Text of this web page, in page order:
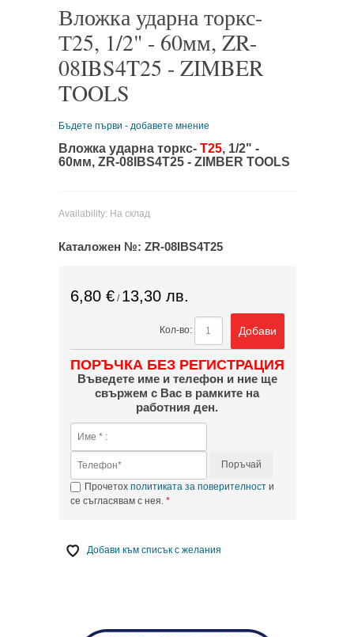
Вложка ударна торкс-
Т25, 1/2" - 60мм, ZR-
08IBS4T25 - ZIMBER
TOOLS
Бъдете първи - добавете мнение
Вложка ударна торкс- Т25, 1/2" -
60мм, ZR-08IBS4T25 - ZIMBER TOOLS
Availability: На склад
Каталожен №: ZR-08IBS4T25
6,80 €/ 13,30 лв.
Кол-во: Добави
ПОРЪЧКА БЕЗ РЕГИСТРАЦИЯ
Въведете име и телефон и ние ще
свържем с Вас в рамките на
работния ден.
Поръчай
Прочетох политиката за поверителности
се съгласявам с нея.
Добави към списък с желания